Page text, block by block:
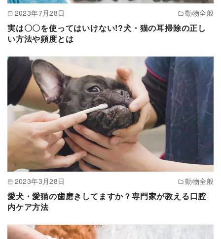
2023年7月28日 動物全般
実は〇〇を使ってはいけない!?犬・猫の耳掃除の正し
い方法や頻度とは
2023年3月28日 動物全般
愛犬・愛猫の歯磨きしてますか？専門家が教える口腔
内ケア方法